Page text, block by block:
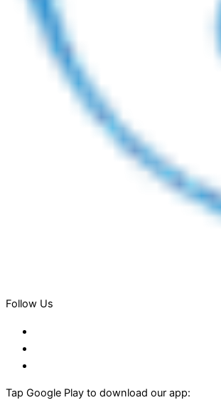
Follow Us
Tap Google Play to download our app: